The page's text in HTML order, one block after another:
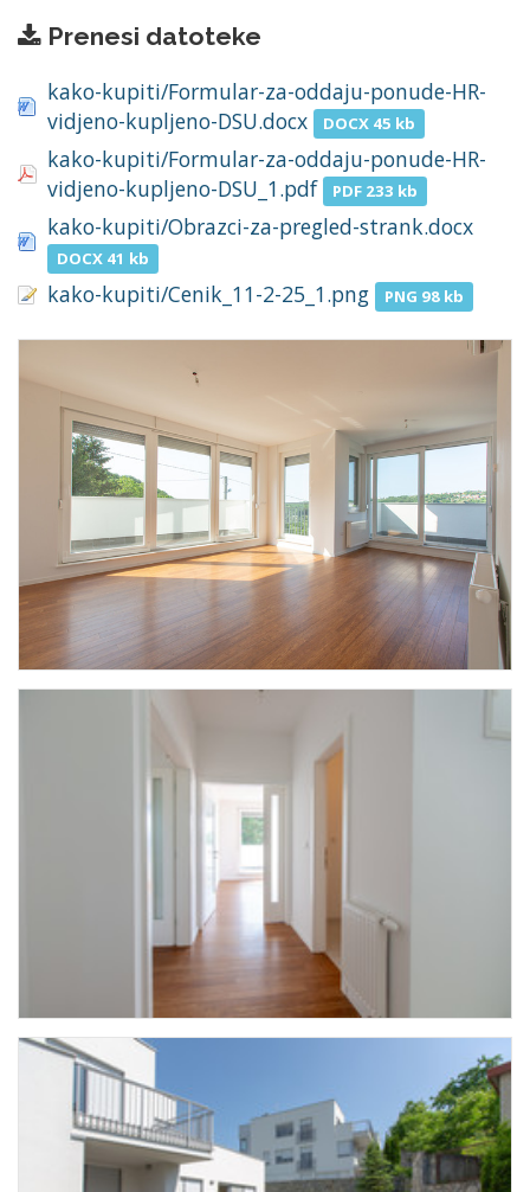
Prenesi datoteke
kako-kupiti/Formular-za-oddaju-ponude-HR-
vidjeno-kupljeno-DSU.docx
DOCX 45 kb
kako-kupiti/Formular-za-oddaju-ponude-HR-
vidjeno-kupljeno-DSU_1.pdf
PDF 233 kb
kako-kupiti/Obrazci-za-pregled-strank.docx
DOCX 41 kb
kako-kupiti/Cenik_11-2-25_1.png PNG 98 kb